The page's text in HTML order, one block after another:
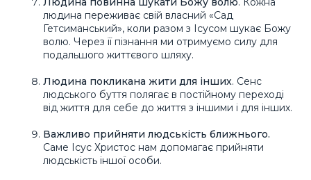
людина переживає свій власний «Сад
Гетсиманський», коли разом з Ісусом шукає Божу
волю. Через її пізнання ми отримуємо силу для
подальшого життєвого шляху.
Людина покликана жити для інших. Сенс
людського буття полягає в постійному переході
від життя для себе до життя з іншими і для інших.
Важливо прийняти людськість ближнього.
Саме Ісус Христос нам допомагає прийняти
людськість іншої особи.